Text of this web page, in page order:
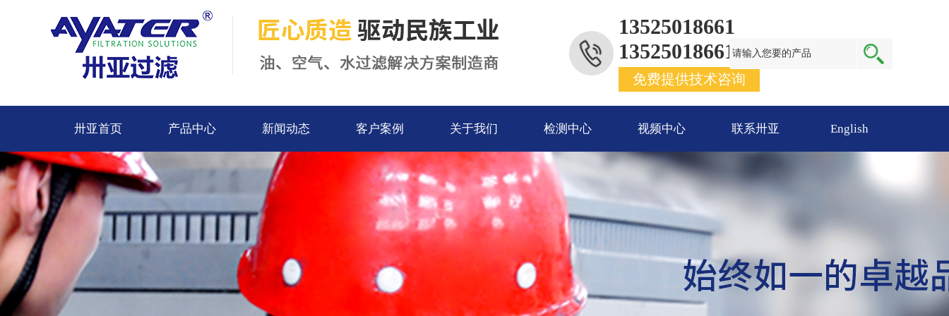
13525018661
13525018661
免费提供技术咨询
卅亚首页 产品中心 新闻动态 客户案例 关于我们 检测中心 视频中心 联系卅亚 English